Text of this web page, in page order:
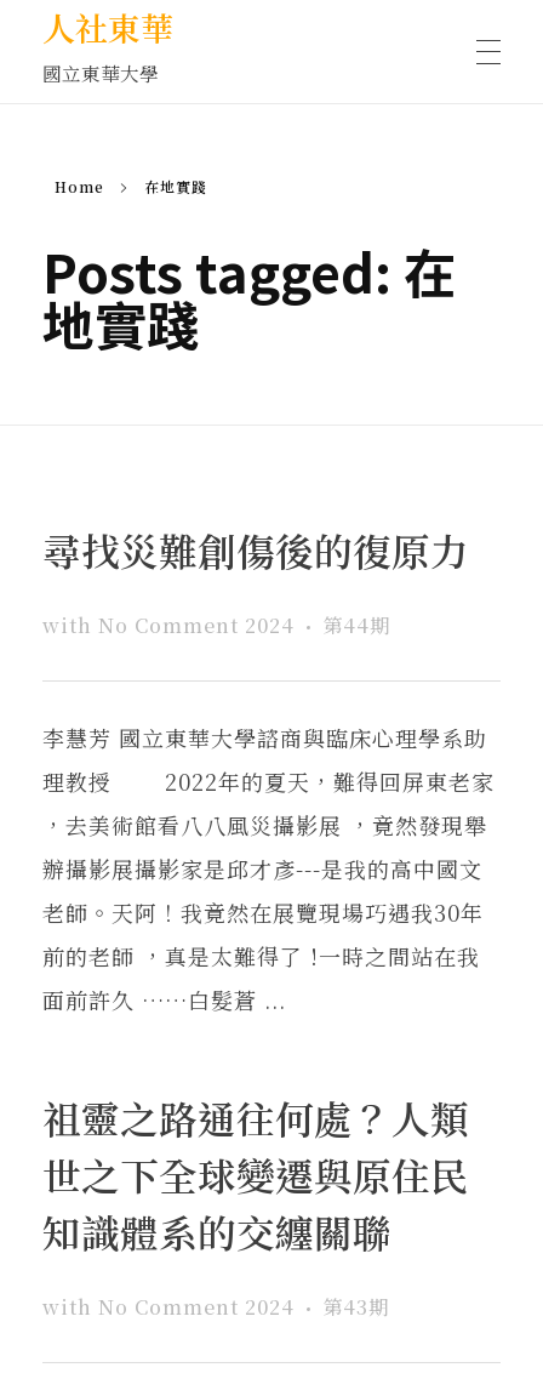
人社東華
國立東華大學
文化沙龍
在地實踐
書評書介
東華風景
Home 在地實踐
Posts tagged: 在
地實踐
尋找災難創傷後的復原力
with No Comment 2024 第44期
李慧芳 國立東華大學諮商與臨床心理學系助
理教授 2022年的夏天，難得回屏東老家
，去美術館看八八風災攝影展 ，竟然發現舉
辦攝影展攝影家是邱才彥---是我的高中國文
老師。天阿！我竟然在展覽現場巧遇我30年
前的老師 ，真是太難得了 !一時之間站在我
面前許久 ……白髮蒼 ...
祖靈之路通往何處？人類
世之下全球變遷與原住民
知識體系的交纏關聯
with No Comment 2024 第43期